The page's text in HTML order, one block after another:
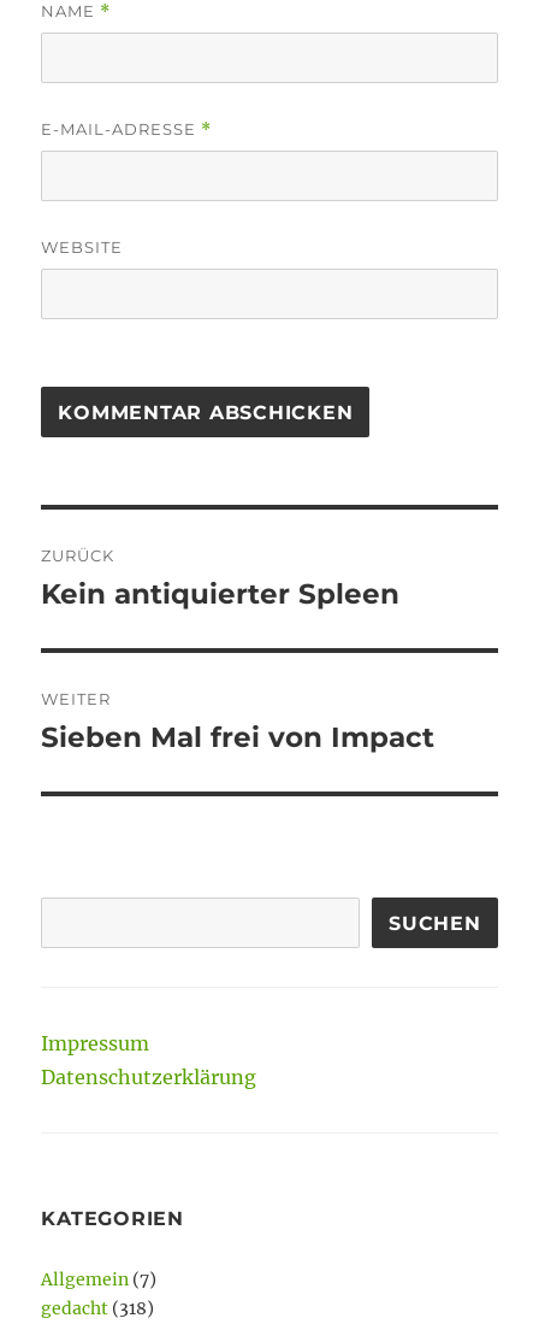
NAME *
E-MAIL-ADRESSE *
WEBSITE
ZURÜCK
Vorheriger
Kein antiquierter Spleen
WEITER
Nächster
Sieben Mal frei von Impact
SUCHEN
Impressum
Datenschutzerklärung
KATEGORIEN
Allgemein (7)
gedacht (318)